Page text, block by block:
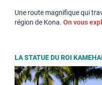
Une route magnifique qui
région de Kona. On vous
LA STATUE DU ROI